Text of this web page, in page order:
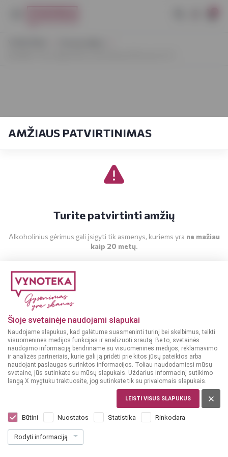
Šioje svetainėje naudojami slapukai
Naudojame slapukus, kad galėtume suasmeninti turinį bei skelbimus, teikti
visuomeninės medijos funkcijas ir analizuoti srautą. Be to, svetainės
naudojimo informaciją bendriname su visuomeninės medijos, reklamavimo
ir analizės partneriais, kurie gali ją pridėti prie kitos jūsų pateiktos arba
naudojant paslaugas surinktos informacijos. Toliau naudodamiesi mūsų
svetaine, jūs sutinkate su mūsų slapukais. Uždarius informacinį sutikimo
langą X mygtuku traktuosite, jog sutinkate tik su privalomais slapukais.
LEISTI VISUS SLAPUKUS
Būtini Nuostatos Statistika Rinkodara
Rodyti informaciją
AMŽIAUS PATVIRTINIMAS
Turite patvirtinti amžių
Alkoholinius gėrimus gali įsigyti tik asmenys, kuriems yra ne mažiau
kaip 20 metų.
BUMBU The Original Rum with Natural
Flavours 0,7 l
Dar nėra balsų, galite įvertinti